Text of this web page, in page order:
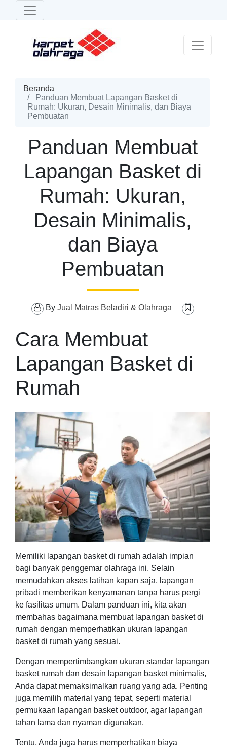
Beranda
Panduan Membuat Lapangan Basket di
Rumah: Ukuran, Desain Minimalis, dan Biaya
Pembuatan
Panduan Membuat
Lapangan Basket di
Rumah: Ukuran,
Desain Minimalis,
dan Biaya
Pembuatan
By Jual Matras Beladiri & Olahraga
Cara Membuat
Lapangan Basket di
Rumah
Memiliki lapangan basket di rumah adalah impian
bagi banyak penggemar olahraga ini. Selain
memudahkan akses latihan kapan saja, lapangan
pribadi memberikan kenyamanan tanpa harus pergi
ke fasilitas umum. Dalam panduan ini, kita akan
membahas bagaimana membuat lapangan basket di
rumah dengan memperhatikan ukuran lapangan
basket di rumah yang sesuai.
Dengan mempertimbangkan ukuran standar lapangan
basket rumah dan desain lapangan basket minimalis,
Anda dapat memaksimalkan ruang yang ada. Penting
juga memilih material yang tepat, seperti material
permukaan lapangan basket outdoor, agar lapangan
tahan lama dan nyaman digunakan.
Tentu, Anda juga harus memperhatikan biaya